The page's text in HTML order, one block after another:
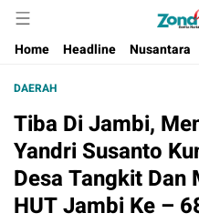
Berita
Home
Headline Nusantara
DAERAH
Tiba Di Jambi,
Yandri Susanto
Desa Tangkit
HUT Jambi Ke –